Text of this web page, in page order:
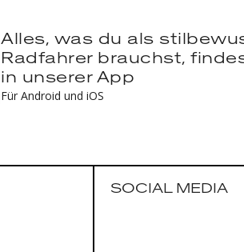
Alles, was du als
Radfahrer brauchst,
in unserer App
Für Android und iOS
SOCIAL MEDIA